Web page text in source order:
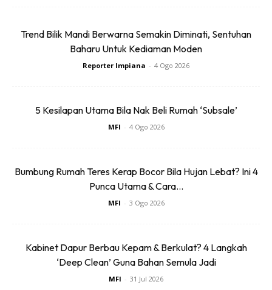
Tahniah Wawa, semoga diberikan rezeki yang melimpah
ruah kerana membahagiakan ibu tersayang.
Trend Bilik Mandi Berwarna Semakin Diminati, Sentuhan
Baharu Untuk Kediaman Moden
Reporter Impiana - 4 Ogo 2026
5 Kesilapan Utama Bila Nak Beli Rumah ‘Subsale’
MFI - 4 Ogo 2026
Bumbung Rumah Teres Kerap Bocor Bila Hujan Lebat? Ini 4
Punca Utama & Cara...
MFI - 3 Ogo 2026
Kabinet Dapur Berbau Kepam & Berkulat? 4 Langkah
‘Deep Clean’ Guna Bahan Semula Jadi
MFI - 31 Jul 2026